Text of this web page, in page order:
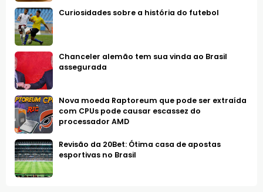
Curiosidades sobre a história do futebol
Chanceler alemão tem sua vinda ao Brasil
assegurada
Nova moeda Raptoreum que pode ser extraída
com CPUs pode causar escassez do
processador AMD
Revisão da 20Bet: Ótima casa de apostas
esportivas no Brasil